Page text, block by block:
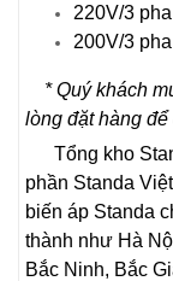
220V/3 pha
200V/3 pha
* Quý khách
lòng đặt hàng
Tổng kho
phần Standa
biến áp Standa
thành như Hà
Bắc Ninh, Bắc